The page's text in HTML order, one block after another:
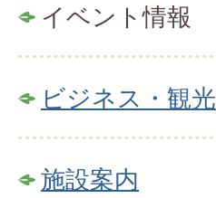
イベント情報
ビジネス・観光
施設案内